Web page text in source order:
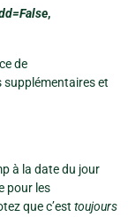
,
de
supplémentaires et
à la date du jour
pour les
que c’est toujours